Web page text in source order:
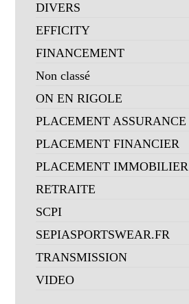
DIVERS
EFFICITY
FINANCEMENT
Non classé
ON EN RIGOLE
PLACEMENT ASSURANCE
PLACEMENT FINANCIER
PLACEMENT IMMOBILIER
RETRAITE
SCPI
SEPIASPORTSWEAR.FR
TRANSMISSION
VIDEO